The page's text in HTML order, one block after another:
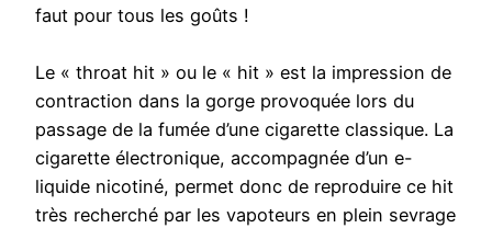
faut pour tous les goûts !
Le « throat hit » ou le « hit » est la impression de
contraction dans la gorge provoquée lors du
passage de la fumée d’une cigarette classique. La
cigarette électronique, accompagnée d’un e-
liquide nicotiné, permet donc de reproduire ce hit
très recherché par les vapoteurs en plein sevrage